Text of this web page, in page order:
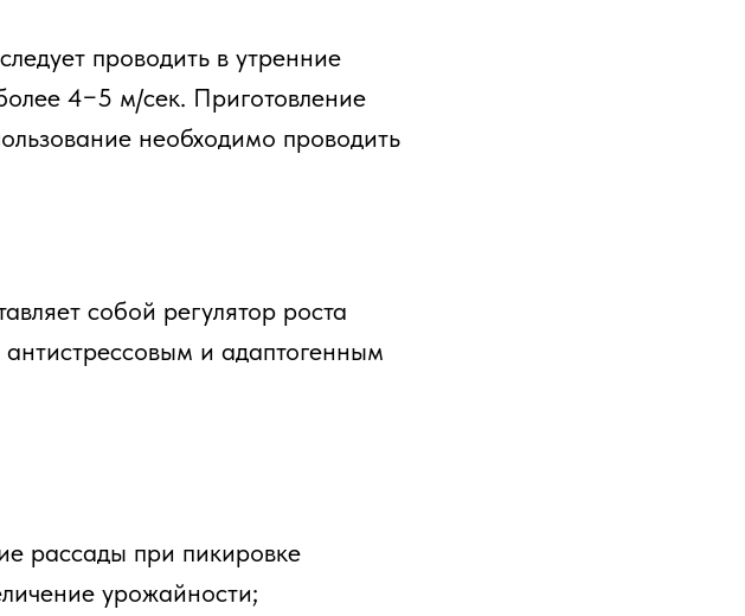
проводить в утренние
4−5 м/сек. Приготовление
необходимо проводить
собой регулятор роста
и адаптогенным
рассады при пикировке
урожайности;